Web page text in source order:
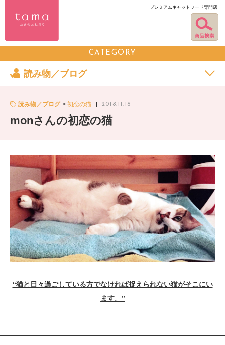
プレミアムキャットフード専門店
CATEGORY
読み物／ブログ
読み物／ブログ 初恋の猫 2018.11.16
monさんの初恋の猫
“猫と日々過ごしている方でなければ捉えられない猫がそこにい
ます。”